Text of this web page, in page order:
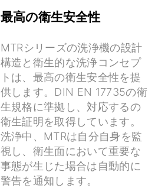
最高の衛生安全性
MTRシリーズの洗浄機の設計
構造と衛生的な洗浄コンセプ
トは、最高の衛生安全性を提
供します。DIN EN 17735の衛
生規格に準拠し、対応するの
衛生証明を取得しています。
洗浄中、MTRは自分自身を監
視し、衛生面において重要な
事態が生じた場合は自動的に
警告を通知します。